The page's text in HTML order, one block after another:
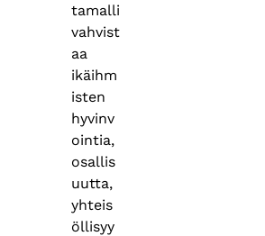
tamalli
vahvist
aa
ikäihm
isten
hyvinv
ointia,
osallis
uutta,
yhteis
öllisyy